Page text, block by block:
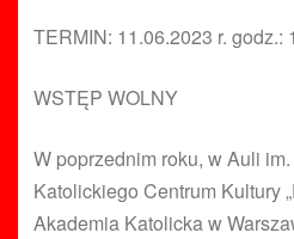
TERMIN: 11.06.2023 r. godz.:
WSTĘP WOLNY
W poprzednim roku, w Auli im.
Katolickiego Centrum Kultury
Akademia Katolicka w